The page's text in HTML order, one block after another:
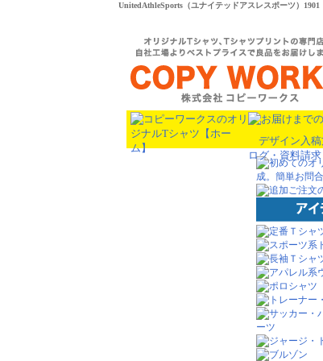
UnitedAthleSports（ユナイテッドアスレスポーツ）
デザイン入
ログ・資料請求